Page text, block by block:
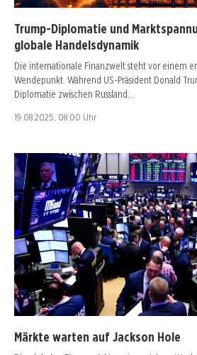
Trump-Diplomatie und
globale Handelsdynamik
Die internationale Finanzwelt steht vor einem
Wendepunkt. Während US-Präsident Donald
Diplomatie zwischen Russland…
19.08.2025, 08:00 Uhr
Märkte warten auf Jackson Hole